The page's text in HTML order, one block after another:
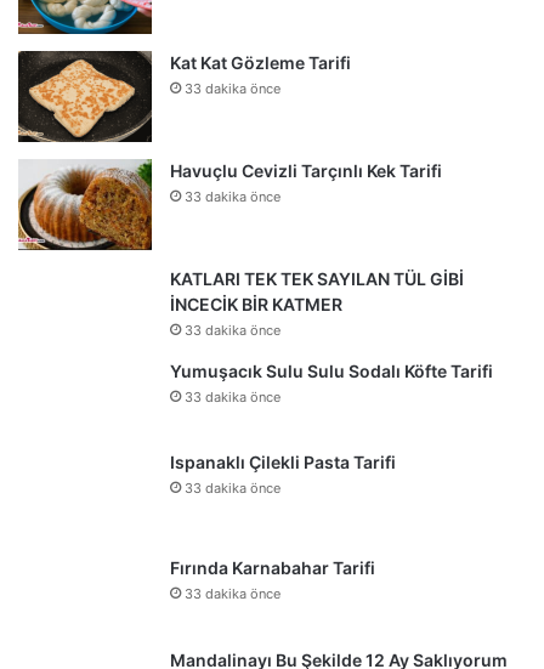
Kat Kat Gözleme Tarifi
33 dakika önce
Havuçlu Cevizli Tarçınlı Kek Tarifi
33 dakika önce
KATLARI TEK TEK SAYILAN TÜL GİBİ
İNCECİK BİR KATMER
33 dakika önce
Yumuşacık Sulu Sulu Sodalı Köfte Tarifi
33 dakika önce
Ispanaklı Çilekli Pasta Tarifi
33 dakika önce
Fırında Karnabahar Tarifi
33 dakika önce
Mandalinayı Bu Şekilde 12 Ay Saklıyorum